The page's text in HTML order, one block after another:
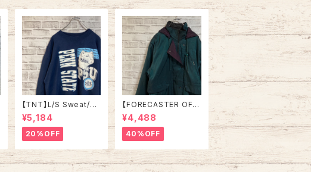
【TNT】L/S Sweat/Tr
ainer L “PENN STAT
E” 90s Made in USA
スウェット トレーナー カ
レッジモノ ペンシルベニ
ア大学 ニタリーライオ
ンズ カレッジロゴ USA
製 アメリカ USA 古着
¥5,184
20%OFF
【FORECASTER OF B
OSTON】Nylon jack
et L相当 90s vintag
e ナイロンジャケット コ
ート 中綿 フード取外し
可能 グリーン 切替 ウ
インドブレーカー アメリ
カ USA レトロ 古着
¥4,488
40%OFF